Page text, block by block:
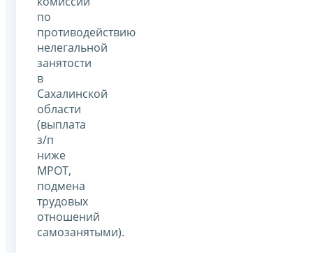
по
противодействию
нелегальной
занятости
в
Сахалинской
области
(выплата
з/п
ниже
МРОТ,
подмена
трудовых
отношений
самозанятыми).